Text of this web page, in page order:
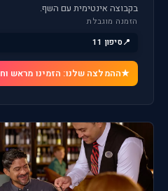
בקבוצה אינטימית עם השף.
הזמנה מוגבלת
סיפון 11
ההמלצה שלנו: הזמינו מראש